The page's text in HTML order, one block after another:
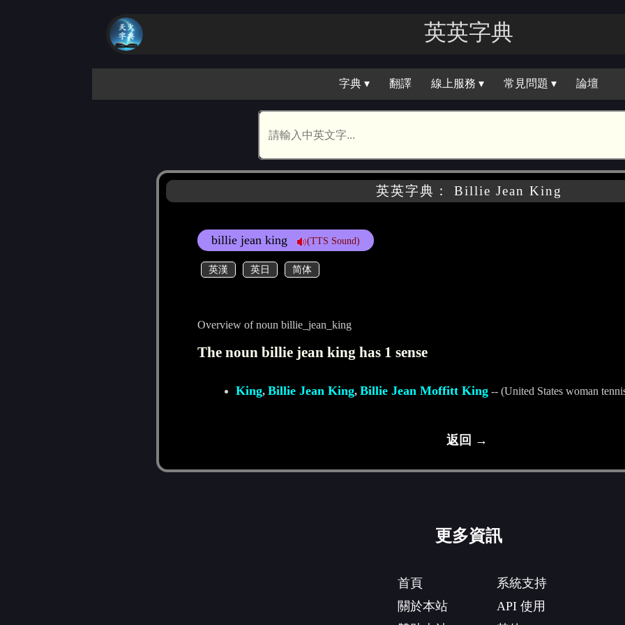
英英字典
字典 ▾ 翻譯 線上服務 ▾ 常見問題 ▾ 論壇
英英字典： Billie Jean King
billie jean king (TTS Sound)
英漢 英日 简体
Overview of noun billie_jean_king
The noun billie jean king has 1 sense
King, Billie Jean King, Billie Jean Moffitt King-- (United States woman
返回 →
更多資訊
首頁
關於本站
系統支持
API 使用